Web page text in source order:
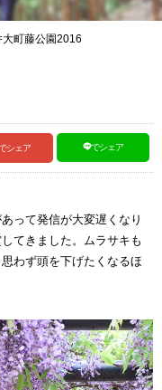
大町藤公園2016
シェア でシェア
って発信が大変遅くなり
てきました。ムラサキも
わず頭を下げたくなるほ